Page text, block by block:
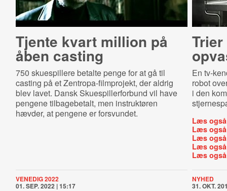
Tjente kvart million på
åben casting
750 skuespillere betalte penge for at gå til
casting på et Zentropa-filmprojekt, der aldrig
blev lavet. Dansk Skuespillerforbund vil have
pengene tilbagebetalt, men instruktøren
hævder, at pengene er forsvundet.
En tv-
robot
i den
Læs
Læs
Læs
Læs
Læs
VENEDIG 2022
01. SEP. 2022 | 15:17
NYHED
31. OKT.